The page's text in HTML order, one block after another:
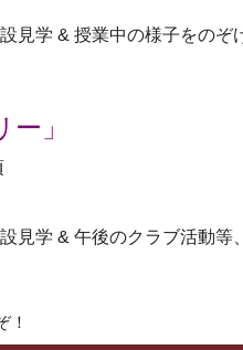
学 & 授業中の様子をのぞ
」
学 & 午後のクラブ活動等
！